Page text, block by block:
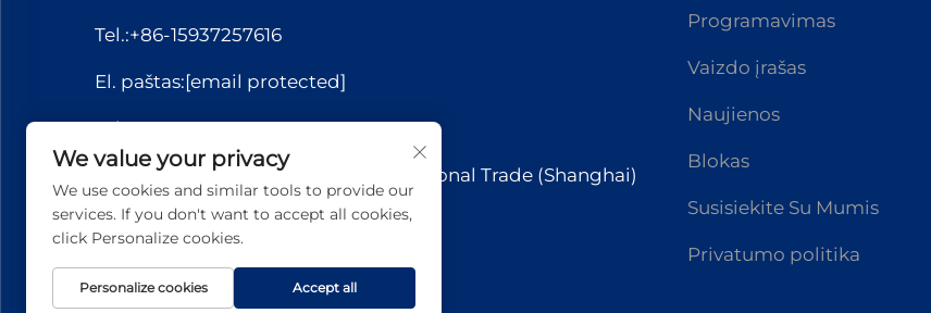
Tel.:+86-15937257616
El. paštas:[email protected]
WhatsApp:+86-15037221110
Autorių teisės © 2026 Yuerui International Trade (Shanghai)
Co., Ltd.. Visos teisės saugomos.
Programavimas
Vaizdo įrašas
Naujienos
Blokas
Susisiekite Su Mumis
Privatumo politika
We value your privacy
We use cookies and similar tools to provide our
services. If you don't want to accept all cookies,
click Personalize cookies.
Personalize cookies Accept all